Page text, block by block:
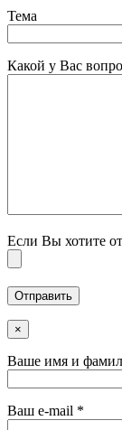
Тема
Какой у Вас
Если Вы хотите
×
Ваше имя и
Ваш e-mail *